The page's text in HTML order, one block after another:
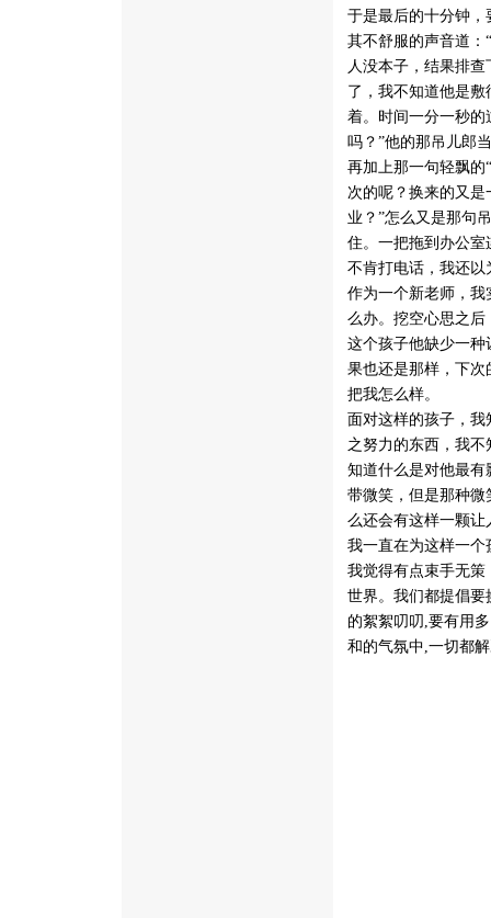
于是最后的十分钟
其不舒服的声音道：
人没本子，结果排
了，我不知道他是
着。时间一分一秒的
吗？”他的那吊儿郎
再加上那一句轻飘的
次的呢？换来的又是
业？”怎么又是那句
住。一把拖到办公
不肯打电话，我还
作为一个新老师，
么办。挖空心思之
这个孩子他缺少一
果也还是那样，下
把我怎么样。
面对这样的孩子，
之努力的东西，我
知道什么是对他最
带微笑，但是那种
么还会有这样一颗
我一直在为这样一
我觉得有点束手无
世界。我们都提倡
的絮絮叨叨,要有用
和的气氛中,一切都